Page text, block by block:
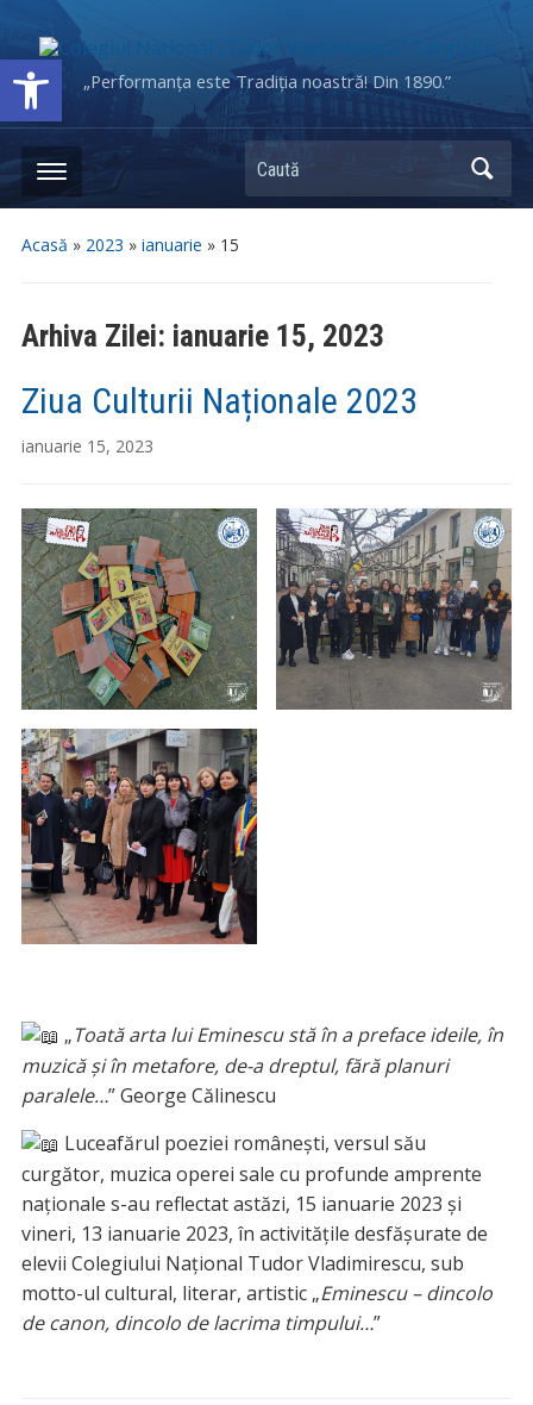
Deschide bara de unelte„Performanța este Tradiția noastră! Din 1890.”
Caută
Acasă » 2023 » ianuarie » 15
Arhiva Zilei: ianuarie 15, 2023
Ziua Culturii Naționale 2023
ianuarie 15, 2023
„Toată arta lui Eminescu stă în a preface ideile, în
muzică și în metafore, de-a dreptul, fără planuri
paralele…” George Călinescu
Luceafărul poeziei românești, versul său
curgător, muzica operei sale cu profunde amprente
naționale s-au reflectat astăzi, 15 ianuarie 2023 și
vineri, 13 ianuarie 2023, în activitățile desfășurate de
elevii Colegiului Național Tudor Vladimirescu, sub
motto-ul cultural, literar, artistic „Eminescu – dincolo
de canon, dincolo de lacrima timpului…”